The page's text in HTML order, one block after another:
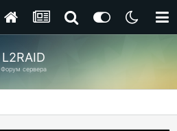
L2RAID
Форум сервера